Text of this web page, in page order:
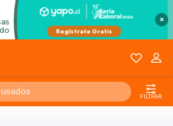
×
FILTRAR